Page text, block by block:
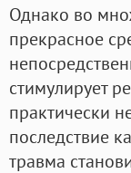
Однако во
прекрасное
стимулирует
практически
последствие
травма